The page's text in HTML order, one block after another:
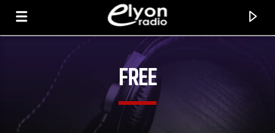
RADIO ELYON
POSITIVE ET ENCOURAGEANTE !
FREE